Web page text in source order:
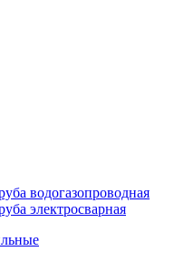
водогазопроводная
электросварная